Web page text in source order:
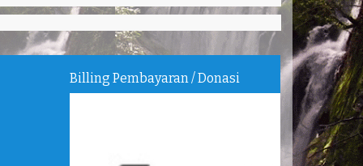
Billing Pembayaran / Donasi